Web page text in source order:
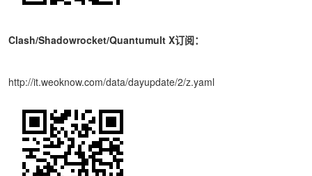
Clash/Shadowrocket/Quantumult X订阅：
http://it.weoknow.com/data/dayupdate/2/z.yaml